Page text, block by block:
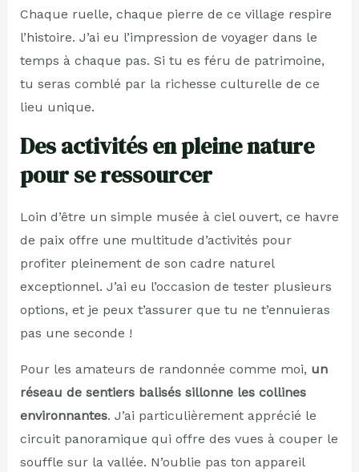
Chaque ruelle, chaque pierre de ce village respire
l’histoire. J’ai eu l’impression de voyager dans le
temps à chaque pas. Si tu es féru de patrimoine,
tu seras comblé par la richesse culturelle de ce
lieu unique.
Des activités en pleine nature
pour se ressourcer
Loin d’être un simple musée à ciel ouvert, ce havre
de paix offre une multitude d’activités pour
profiter pleinement de son cadre naturel
exceptionnel. J’ai eu l’occasion de tester plusieurs
options, et je peux t’assurer que tu ne t’ennuieras
pas une seconde !
Pour les amateurs de randonnée comme moi, un
réseau de sentiers balisés sillonne les collines
environnantes. J’ai particulièrement apprécié le
circuit panoramique qui offre des vues à couper le
souffle sur la vallée. N’oublie pas ton appareil